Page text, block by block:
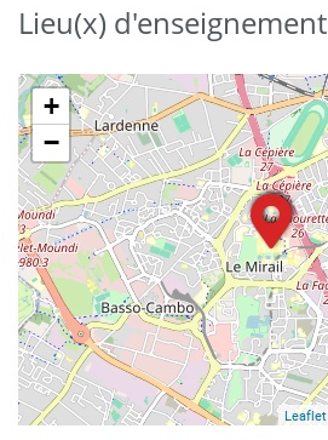
Lieu(x) d'enseignement
+
−
Leaflet